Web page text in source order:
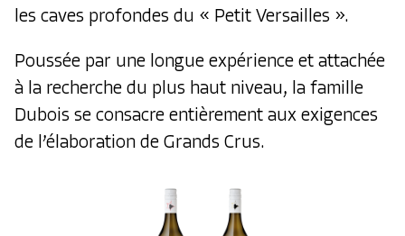
les caves profondes du « Petit Versailles ».
Poussée par une longue expérience et attachée
à la recherche du plus haut niveau, la famille
Dubois se consacre entièrement aux exigences
de l’élaboration de Grands Crus.